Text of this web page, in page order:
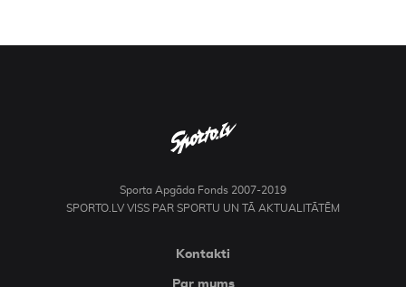
Sporta Apgāda Fonds 2007-2019
SPORTO.LV VISS PAR SPORTU UN TĀ AKTUALITĀTĒM
Kontakti